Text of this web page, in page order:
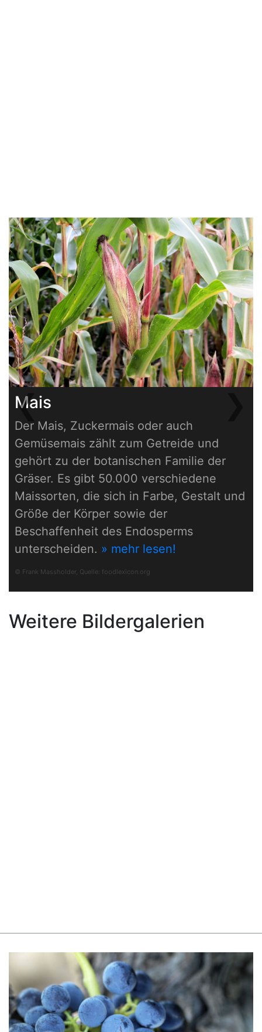
Mais
Der Mais, Zuckermais oder auch
Gemüsemais zählt zum Getreide und
gehört zu der botanischen Familie der
Gräser. Es gibt 50.000 verschiedene
Maissorten, die sich in Farbe, Gestalt und
Größe der Körper sowie der
Beschaffenheit des Endosperms
unterscheiden. » mehr lesen!
© Frank Massholder, Quelle: foodlexicon.org
❮Previous
Weitere Bildergalerien